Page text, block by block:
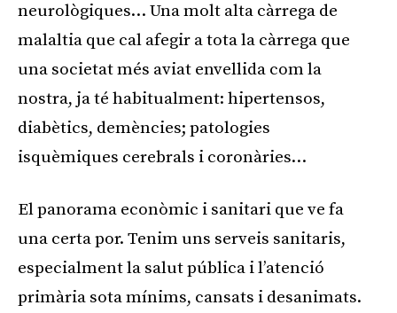
neurològiques… Una molt alta càrrega de
malaltia que cal afegir a tota la càrrega que
una societat més aviat envellida com la
nostra, ja té habitualment: hipertensos,
diabètics, demències; patologies
isquèmiques cerebrals i coronàries…
El panorama econòmic i sanitari que ve fa
una certa por. Tenim uns serveis sanitaris,
especialment la salut pública i l’atenció
primària sota mínims, cansats i desanimats.